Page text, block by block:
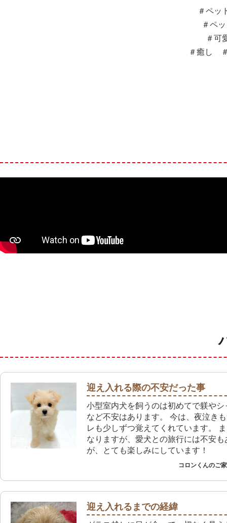
＃ペッ
＃ペ
＃
＃癒し
迎え入れる際の不安だった事
小型室内犬を飼うのは初めてで躾やシ
など不安はあります。 今は、夜泣き
レも少しずつ覚えてくれています。
なりますが、愛犬との旅行には不安も
が、とても楽しみにしています！
コロンくんのご
迎え入れるまでの経緯